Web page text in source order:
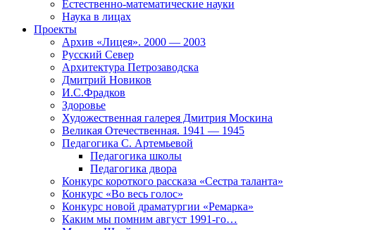
Естественно-математические науки
Наука в лицах
Проекты
Архив «Лицея». 2000 — 2003
Русский Север
Архитектура Петрозаводска
Дмитрий Новиков
И.С.Фрадков
Здоровье
Художественная галерея Дмитрия Москина
Великая Отечественная. 1941 — 1945
Педагогика С. Артемьевой
Педагогика школы
Педагогика двора
Конкурс короткого рассказа «Сестра таланта»
Конкурс «Во весь голос»
Конкурс новой драматургии «Ремарка»
Каким мы помним август 1991-го…